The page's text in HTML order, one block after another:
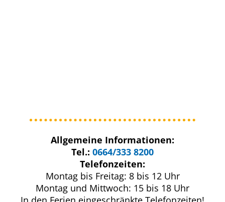
Allgemeine Informationen:
Tel.: 0664/333 8200
Telefonzeiten:
Montag bis Freitag: 8 bis 12 Uhr
Montag und Mittwoch: 15 bis 18 Uhr